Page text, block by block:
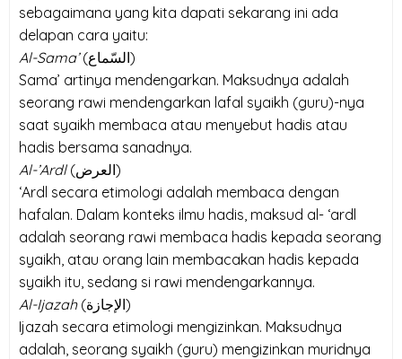
sebagaimana yang kita dapati sekarang ini ada
delapan cara yaitu:
Al-Sama’(السّماع)
Sama’ artinya mendengarkan. Maksudnya adalah
seorang rawi mendengarkan lafal syaikh (guru)-nya
saat syaikh membaca atau menyebut hadis atau
hadis bersama sanadnya.
Al-’Ardl(العرض)
‘Ardl secara etimologi adalah membaca dengan
hafalan. Dalam konteks ilmu hadis, maksud al- ‘ardl
adalah seorang rawi membaca hadis kepada seorang
syaikh, atau orang lain membacakan hadis kepada
syaikh itu, sedang si rawi mendengarkannya.
Al-Ijazah(الإجازة)
Ijazah secara etimologi mengizinkan. Maksudnya
adalah, seorang syaikh (guru) mengizinkan muridnya